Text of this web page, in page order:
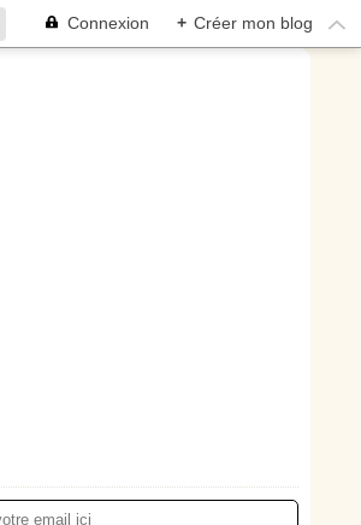
Connexion + Créer mon blog